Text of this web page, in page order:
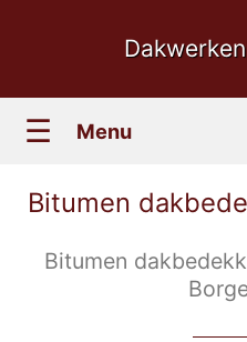
☰ Menu
Bitumen
Bitumen